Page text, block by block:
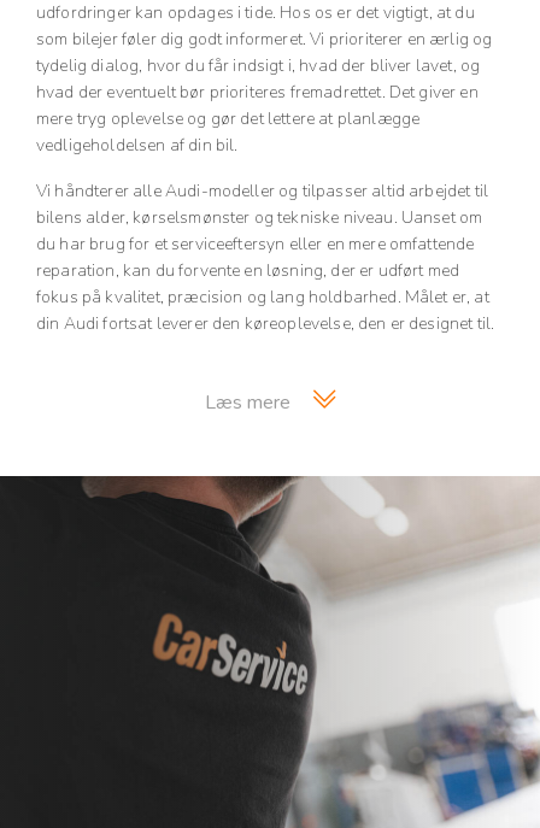
udfordringer kan opdages i tide. Hos os er det vigtigt, at du
som bilejer føler dig godt informeret. Vi prioriterer en ærlig og
tydelig dialog, hvor du får indsigt i, hvad der bliver lavet, og
hvad der eventuelt bør prioriteres fremadrettet. Det giver en
mere tryg oplevelse og gør det lettere at planlægge
vedligeholdelsen af din bil.
Vi håndterer alle Audi-modeller og tilpasser altid arbejdet til
bilens alder, kørselsmønster og tekniske niveau. Uanset om
du har brug for et serviceeftersyn eller en mere omfattende
reparation, kan du forvente en løsning, der er udført med
fokus på kvalitet, præcision og lang holdbarhed. Målet er, at
din Audi fortsat leverer den køreoplevelse, den er designet til.
Læs mere